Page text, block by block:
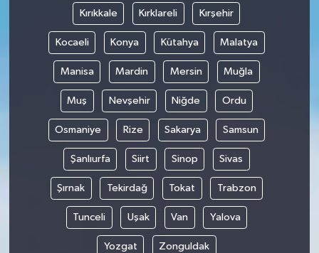
Kırıkkale Kırklareli Kırşehir
Kocaeli Konya Kütahya Malatya
Manisa Mardin Mersin Muğla
Muş Nevşehir Niğde Ordu
Osmaniye Rize Sakarya Samsun
Şanlıurfa Siirt Sinop Sivas
Şırnak Tekirdağ Tokat Trabzon
Tunceli Uşak Van Yalova
Yozgat Zonguldak